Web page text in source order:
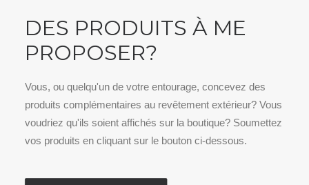
DES PRODUITS À ME
PROPOSER?
Vous, ou quelqu'un de votre entourage, concevez des
produits complémentaires au revêtement extérieur? Vous
voudriez qu'ils soient affichés sur la boutique? Soumettez
vos produits en cliquant sur le bouton ci-dessous.